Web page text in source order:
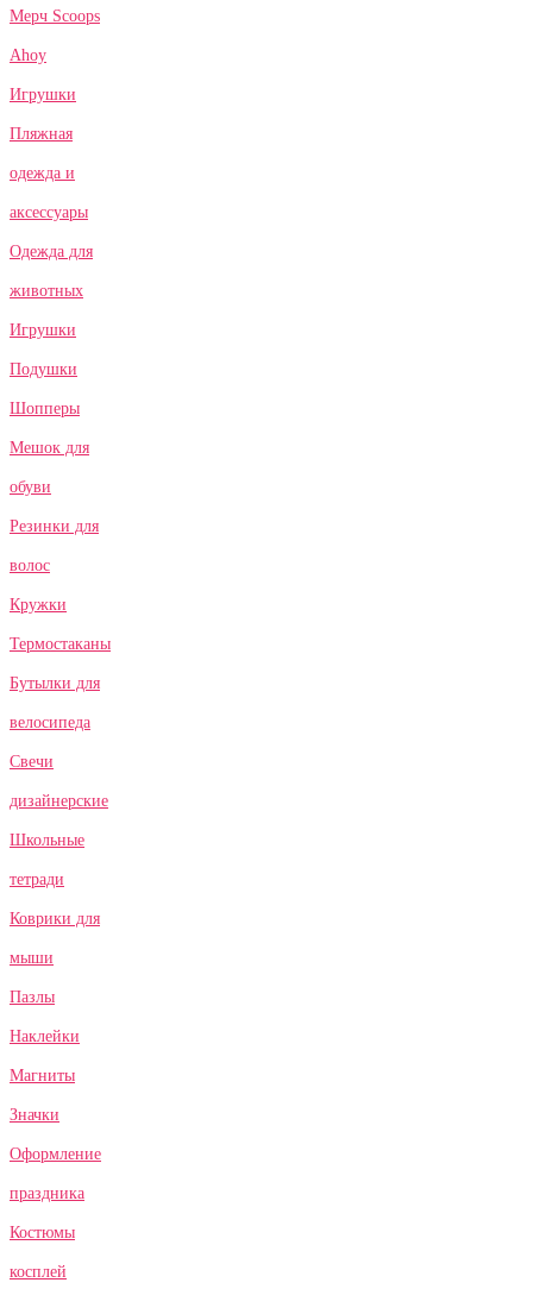
Мерч Scoops
Ahoy
Игрушки
Пляжная
одежда и
аксессуары
Одежда для
животных
Игрушки
Подушки
Шопперы
Мешок для
обуви
Резинки для
волос
Кружки
Термостаканы
Бутылки для
велосипеда
Свечи
дизайнерские
Школьные
тетради
Коврики для
мыши
Пазлы
Наклейки
Магниты
Значки
Оформление
праздника
Костюмы
косплей